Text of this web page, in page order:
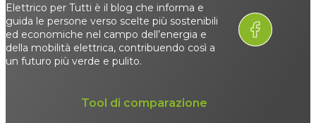
Elettrico per Tutti è il blog che informa e
guida le persone verso scelte più sostenibili
ed economiche nel campo dell’energia e
della mobilità elettrica, contribuendo così a
un futuro più verde e pulito.
Tool di comparazione